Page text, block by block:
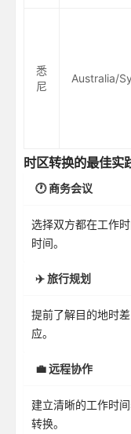
悉
尼
Australia/
时区转换的最佳实
🕐 商务会议
选择双方都在工作
时间。
✈️ 旅行规划
提前了解目的地时
应。
💼 远程协作
建立清晰的工作时
转换。